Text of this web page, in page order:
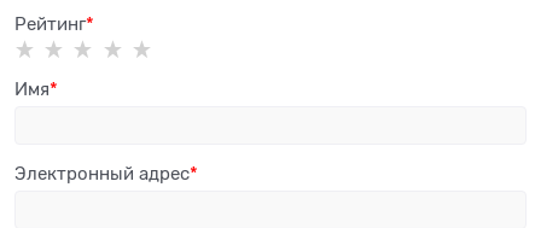
Рейтинг
Имя
Электронный адрес